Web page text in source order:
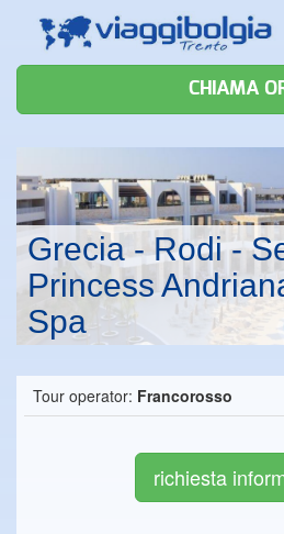
CHIAMA
Grecia - Rodi -
Princess
Spa
Tour operator: Francorosso
richiesta